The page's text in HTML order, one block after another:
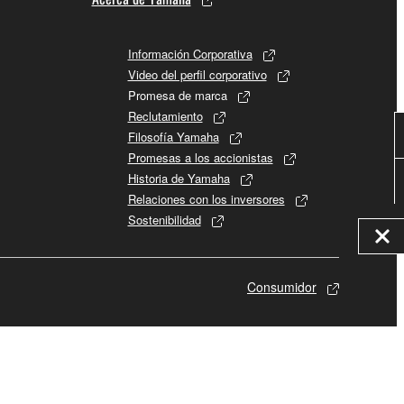
Información Corporativa
Video del perfil corporativo
Promesa de marca
Reclutamiento
Filosofía Yamaha
Promesas a los accionistas
Historia de Yamaha
Relaciones con los inversores
Sostenibilidad
Consumidor